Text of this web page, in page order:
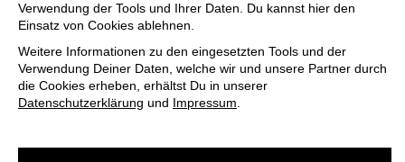
Verwendung der Tools und Ihrer Daten. Du kannst hier den
Einsatz von Cookies ablehnen.
Weitere Informationen zu den eingesetzten Tools und der
Verwendung Deiner Daten, welche wir und unsere Partner durch
die Cookies erheben, erhältst Du in unserer
Datenschutzerklärung und Impressum.